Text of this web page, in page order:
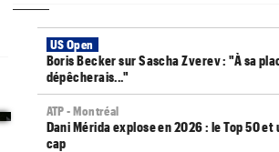
US Open
Boris Becker sur Sascha Zverev : "À sa
dépêcherais..."
ATP - Montréal
Dani Mérida explose en 2026 : le Top 50 et
cap